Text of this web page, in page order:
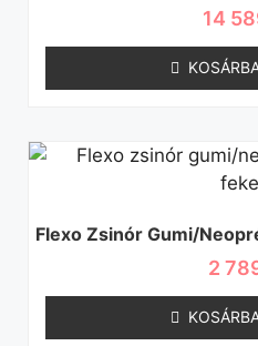
14
Flexo Zsinór Gumi/
2